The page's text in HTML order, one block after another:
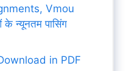
Vmou
के न्यूनतम पासिंग
in PDF